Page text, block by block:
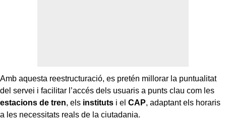
Amb aquesta reestructuració, es pretén millorar la puntualitat
del servei i facilitar l’accés dels usuaris a punts clau com les
estacions de tren, els instituts i el CAP, adaptant els horaris
a les necessitats reals de la ciutadania.